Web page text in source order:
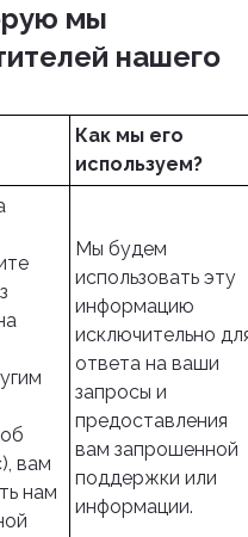
мы
нашего
Как мы его
используем?
вам
нам
Мы будем
использовать эту
информацию
исключительно
ответа на ваши
запросы и
предоставления
вам запрошенной
поддержки или
информации.